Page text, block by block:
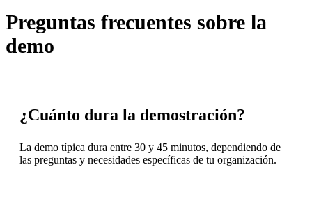
Preguntas frecuentes sobre la
demo
¿Cuánto dura la demostración?
La demo típica dura entre 30 y 45 minutos, dependiendo de
las preguntas y necesidades específicas de tu organización.